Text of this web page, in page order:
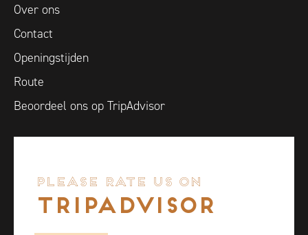
Over ons
Contact
Openingstijden
Route
Beoordeel ons op TripAdvisor
PLEASE RATE US ON
TRIPADVISOR